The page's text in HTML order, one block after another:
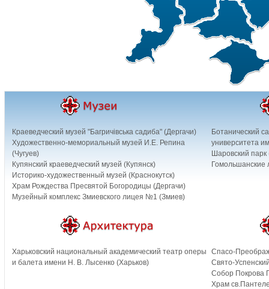
Краеведческий музей "Багричівська садиба" (Дергачи)
Художественно-мемориальный музей И.Е. Репина
(Чугуев)
Купянский краеведческий музей (Купянск)
Историко-художественный музей (Краснокутск)
Храм Рождества Пресвятой Богородицы (Дергачи)
Музейный комплекс Змиевского лицея №1 (Змиев)
Ботанический
университета
Шаровский парк
Гомольшанские
Харьковский национальный академический театр оперы
и балета имени Н. В. Лысенко (Харьков)
Спасо-
Свято-
Собор Покрова
Храм